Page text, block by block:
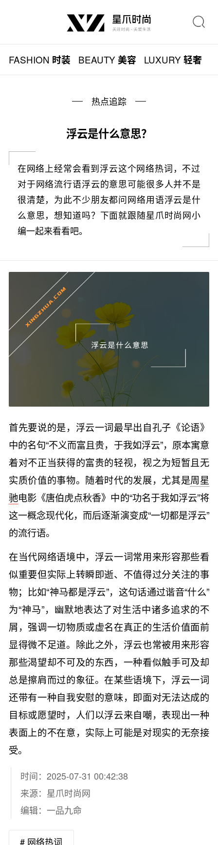
FASHION 时装 BEAUTY美容 LUXURY轻奢
热点追踪
浮云是什么意思？
在网络上经常会看到浮云这个网络热词，不过
对于网络流行语浮云的意思可能很多人并不是
很清楚，为此不少朋友都问网络用语浮云是什
么意思，想知道吗？下面就跟随星爪时尚网小
编一起来看看吧。
首先要说的是，浮云一词最早出自孔子《论语》
中的名句“不义而富且贵，于我如浮云”，原本寓意
着对不正当获得的富贵的轻视，视之为短暂且无
实质价值的事物。随着时代的发展，尤其是周星
驰电影《唐伯虎点秋香》中的“功名于我如浮云”将
这一概念现代化，而后逐渐演变成“一切都是浮云”
的流行语。
在当代网络语境中，浮云一词常用来形容那些看
似重要但实际上转瞬即逝、不值得过分关注的事
物；比如“神马都是浮云”，这句话通过谐音“什么”
为“神马”，幽默地表达了对生活中诸多追求的不
屑，强调一切物质或虚名在真正的生活价值面前
显得微不足道。除此之外，浮云也常被用来形容
那些渴望却不可及的东西，一种看似触手可及却
总是擦肩而过的象征。在某些语境下，浮云一词
还带有一种自我安慰的意味，即面对无法达成的
目标或愿望时，人们以浮云来自嘲，表现出一种
表面上的不在意，实际上可能是对现实的无奈接
受。
时间：2025-07-31 00:42:38
来源： 星爪时尚网
编辑：一品九命
# 网络热词